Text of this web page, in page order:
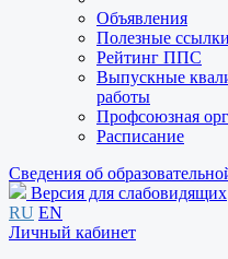
Объявления
Полезные ссылки
Рейтинг ППС
Выпускные
работы
Профсоюзная
Расписание
Сведения об
Версия для слабовидящих
RU EN
Личный кабинет